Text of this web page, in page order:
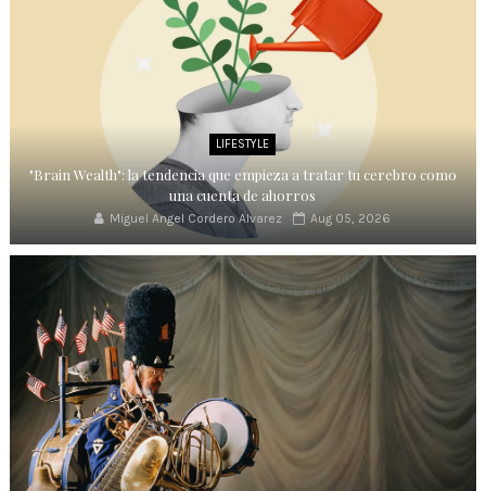
LIFESTYLE
"Brain Wealth": la tendencia que empieza a tratar tu cerebro como
una cuenta de ahorros
Miguel Angel Cordero Alvarez Aug 05, 2026